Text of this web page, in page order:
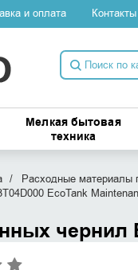
и оплата Контакты
Мелкая бытовая
техника
Расходные материалы
EcoTank
чернил